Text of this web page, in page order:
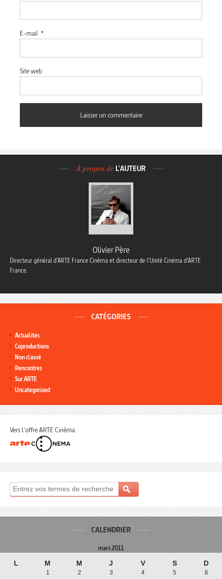
E-mail *
Site web
À propos de L'AUTEUR
Olivier Père
Directeur général d’ARTE France Cinéma et directeur de l’Unité Cinéma d’ARTE
France.
CATÉGORIES
Actualités
Coproductions
Non classé
Rencontres
Sur ARTE
Uncategorized
Vers l'offre ARTE Cinéma
CALENDRIER
mars 2011
L M M J V S D
1 2 3 4 5
6